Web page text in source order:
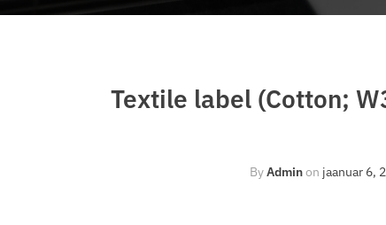
Textile label (Cotton;
ByAdminon jaanuar 6,